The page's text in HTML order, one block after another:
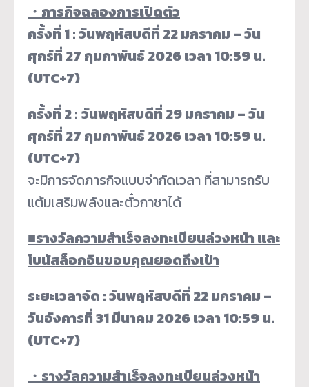
・ ภารกิจฉลองการเปิดตัว
ครั้งที่ 1 : วันพฤหัสบดีที่ 22 มกราคม – วัน
ศุกร์ที่ 27 กุมภาพันธ์ 2026 เวลา 10:59 น.
(UTC+7)
ครั้งที่ 2 : วันพฤหัสบดีที่ 29 มกราคม – วัน
ศุกร์ที่ 27 กุมภาพันธ์ 2026 เวลา 10:59 น.
(UTC+7)
จะมีการจัดภารกิจแบบจำกัดเวลา ที่สามารถรับ
แต้มเสริมพลังและตั๋วกาชาได้
■รางวัลความสำเร็จลงทะเบียนล่วงหน้า และ
โบนัสล็อกอินขอบคุณยอดถึงเป้า
ระยะเวลาจัด : วันพฤหัสบดีที่ 22 มกราคม –
วันอังคารที่ 31 มีนาคม 2026 เวลา 10:59 น.
(UTC+7)
・ รางวัลความสำเร็จลงทะเบียนล่วงหน้า